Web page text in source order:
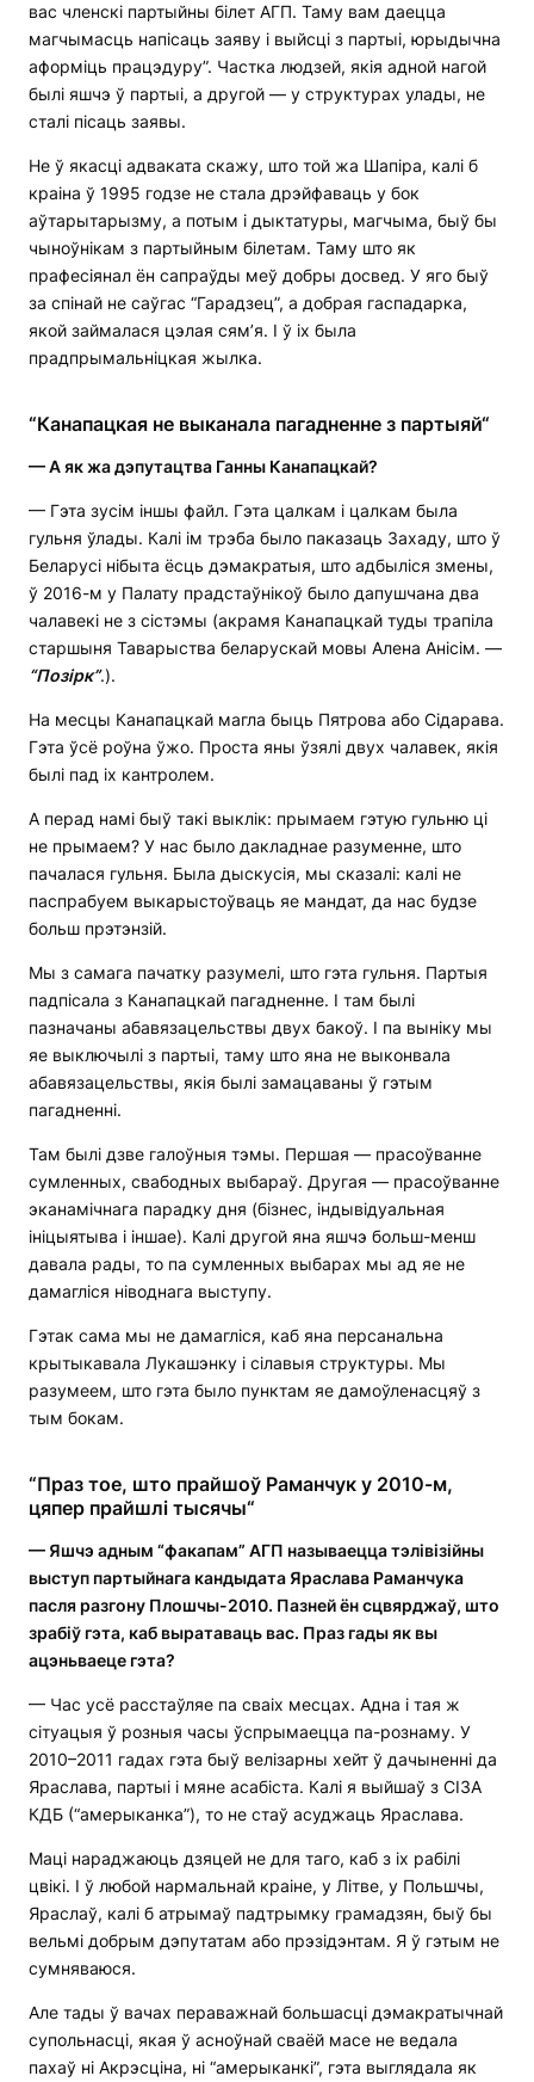
вас членскі партыйны білет АГП. Таму вам даецца
магчымасць напісаць заяву і выйсці з партыі, юрыдычна
аформіць працэдуру”. Частка людзей, якія адной нагой
былі яшчэ ў партыі, а другой — у структурах улады, не
сталі пісаць заявы.
Не ў якасці адваката скажу, што той жа Шапіра, калі б
краіна ў 1995 годзе не стала дрэйфаваць у бок
аўтарытарызму, а потым і дыктатуры, магчыма, быў бы
чыноўнікам з партыйным білетам. Таму што як
прафесіянал ён сапраўды меў добры досвед. У яго быў
за спінай не саўгас “Гарадзец”, а добрая гаспадарка,
якой займалася цэлая сям’я. І ў іх была
прадпрымальніцкая жылка.
“Канапацкая не выканала пагадненне з партыяй“
— А як жа дэпутацтва Ганны Канапацкай?
— Гэта зусім іншы файл. Гэта цалкам і цалкам была
гульня ўлады. Калі ім трэба было паказаць Захаду, што ў
Беларусі нібыта ёсць дэмакратыя, што адбыліся змены,
ў 2016-м у Палату прадстаўнікоў было дапушчана два
чалавекі не з сістэмы (акрамя Канапацкай туды трапіла
старшыня Таварыства беларускай мовы Алена Анісім. —
“Позірк”.).
На месцы Канапацкай магла быць Пятрова або Сідарава.
Гэта ўсё роўна ўжо. Проста яны ўзялі двух чалавек, якія
былі пад іх кантролем.
А перад намі быў такі выклік: прымаем гэтую гульню ці
не прымаем? У нас было дакладнае разуменне, што
пачалася гульня. Была дыскусія, мы сказалі: калі не
паспрабуем выкарыстоўваць яе мандат, да нас будзе
больш прэтэнзій.
Мы з самага пачатку разумелі, што гэта гульня. Партыя
падпісала з Канапацкай пагадненне. І там былі
пазначаны абавязацельствы двух бакоў. І па выніку мы
яе выключылі з партыі, таму што яна не выконвала
абавязацельствы, якія былі замацаваны ў гэтым
пагадненні.
Там былі дзве галоўныя тэмы. Першая — прасоўванне
сумленных, свабодных выбараў. Другая — прасоўванне
эканамічнага парадку дня (бізнес, індывідуальная
ініцыятыва і іншае). Калі другой яна яшчэ больш-менш
давала рады, то па сумленных выбарах мы ад яе не
дамагліся ніводнага выступу.
Гэтак сама мы не дамагліся, каб яна персанальна
крытыкавала Лукашэнку і сілавыя структуры. Мы
разумеем, што гэта было пунктам яе дамоўленасцяў з
тым бокам.
“Праз тое, што прайшоў Раманчук у 2010-м,
цяпер прайшлі тысячы“
— Яшчэ адным “факапам” АГП называеццатэлівізійны
выступ партыйнага кандыдата Яраслава Раманчука
пасля разгону Плошчы-2010. Пазней ён сцвярджаў, што
зрабіў гэта, каб выратаваць вас. Праз гады як вы
ацэньваеце гэта?
— Час усё расстаўляе па сваіх месцах. Адна і тая ж
сітуацыя ў розныя часы ўспрымаецца па-рознаму. У
2010–2011 гадах гэта быў велізарны хейт ў дачыненні да
Яраслава, партыі і мяне асабіста. Калі я выйшаў з СІЗА
КДБ (“амерыканка”), то не стаў асуджаць Яраслава.
Маці нараджаюць дзяцей не для таго, каб з іх рабілі
цвікі. І ў любой нармальнай краіне, у Літве, у Польшчы,
Яраслаў, калі б атрымаў падтрымку грамадзян, быў бы
вельмі добрым дэпутатам або прэзідэнтам. Я ў гэтым не
сумняваюся.
Але тады ў вачах пераважнай большасці дэмакратычнай
супольнасці, якая ў асноўнай сваёй масе не ведала
пахаў ні Акрэсціна, ні “амерыканкі”, гэта выглядала як